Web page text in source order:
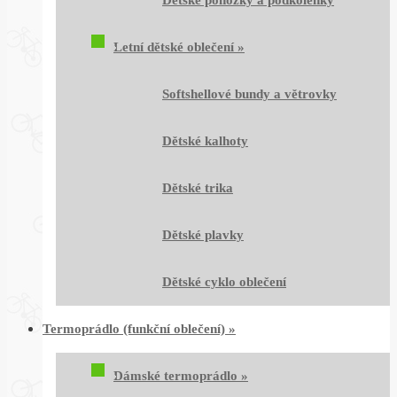
Letní dětské oblečení »
Softshellové bundy a větrovky
Dětské kalhoty
Dětské trika
Dětské plavky
Dětské cyklo oblečení
Termoprádlo (funkční oblečení) »
Dámské termoprádlo »